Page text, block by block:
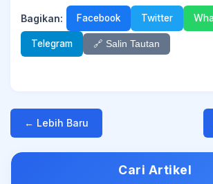
Bagikan: Facebook Twitter
Telegram 🔗 Salin Tautan
← Lebih Baru
Cari Artikel